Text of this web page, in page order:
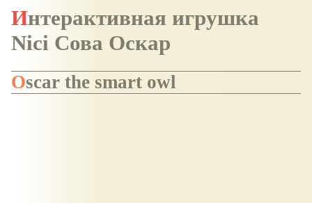
Интерактивная игрушка
Nici Сова Оскар
Oscar the smart owl